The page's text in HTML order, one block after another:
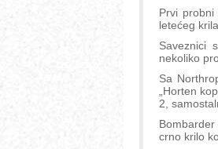
Prvi
letećeg krila.
Saveznici
nekoliko
Sa
„Horten
2,
crno krilo